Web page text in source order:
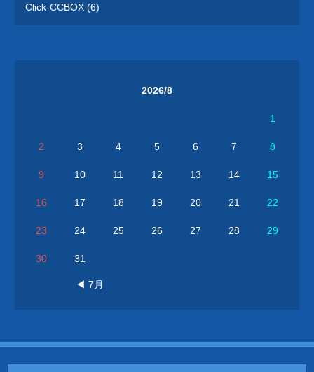
Click-CCBOX (6)
2026/8
1
2 3 4 5 6 7 8
9 10 11 12 13 14 15
16 17 18 19 20 21 22
23 24 25 26 27 28 29
30 31
◀ 7月